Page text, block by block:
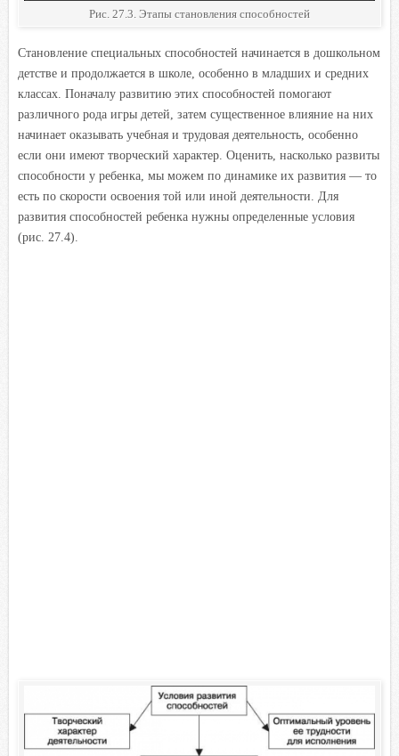
Рис. 27.3. Этапы становления способностей
Становление специальных способностей начинается в дошкольном
детстве и продолжается в школе, особенно в младших и средних
классах. Поначалу развитию этих способностей помогают
различного рода игры детей, затем существенное влияние на них
начинает оказывать учебная и трудовая деятельность, особенно
если они имеют творческий характер. Оценить, насколько развиты
способности у ребенка, мы можем по динамике их развития — то
есть по скорости освоения той или иной деятельности. Для
развития способностей ребенка нужны определенные условия
(рис. 27.4).